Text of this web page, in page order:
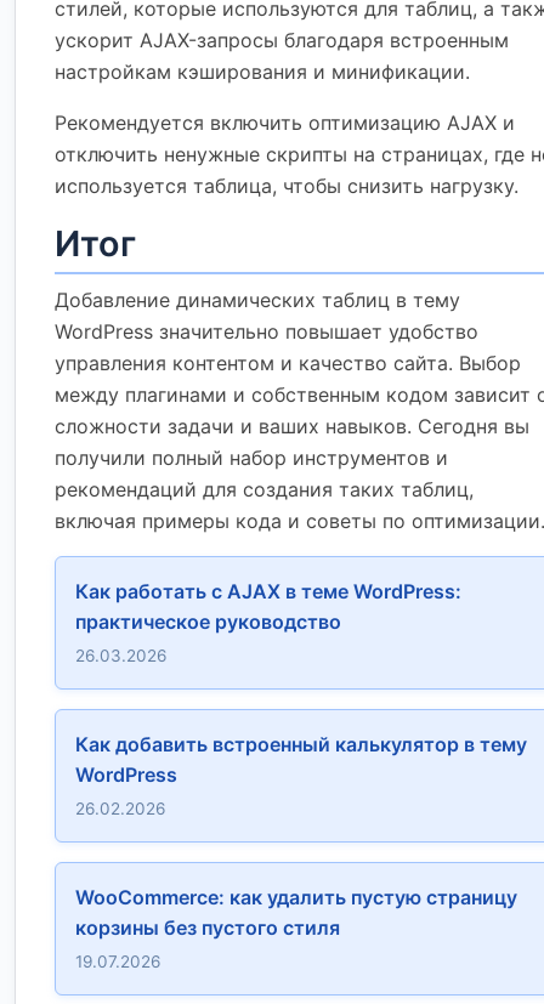
стилей, которые используются для таблиц, а
ускорит AJAX-запросы благодаря встроенным
настройкам кэширования и минификации.
Рекомендуется включить оптимизацию AJAX и
отключить ненужные скрипты на страницах, где
используется таблица, чтобы снизить нагрузку.
Итог
Добавление динамических таблиц в тему
WordPress значительно повышает удобство
управления контентом и качество сайта. Выбор
между плагинами и собственным кодом зависит
сложности задачи и ваших навыков. Сегодня вы
получили полный набор инструментов и
рекомендаций для создания таких таблиц,
включая примеры кода и советы по оптимизации.
Как работать с AJAX в теме WordPress:
практическое руководство
26.03.2026
Как добавить встроенный калькулятор в тему
WordPress
26.02.2026
WooCommerce: как удалить пустую страницу
корзины без пустого стиля
19.07.2026